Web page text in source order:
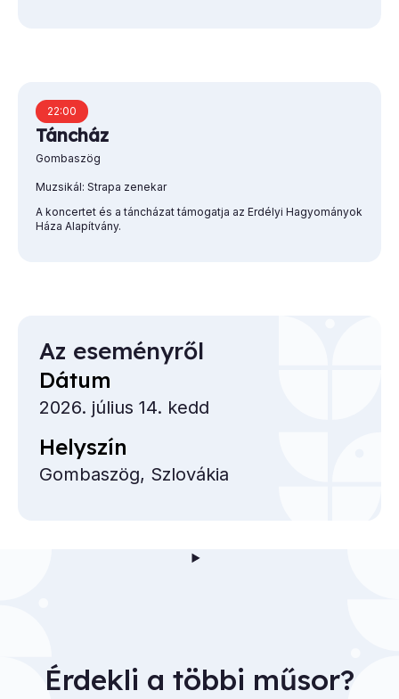
22:00
Táncház
Gombaszög
Muzsikál: Strapa zenekar
A koncertet és a táncházat támogatja az Erdélyi Hagyományok
Háza Alapítvány.
Az eseményről
Dátum
2026. július 14. kedd
Helyszín
Gombaszög, Szlovákia
Érdekli a többi műsor?